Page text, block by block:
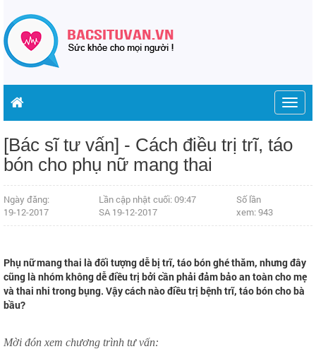
[Bác sĩ tư vấn] - Cách điều trị trĩ, táo
bón cho phụ nữ mang thai
Ngày đăng:
19-12-2017
Lần cập nhật cuối: 09:47
SA 19-12-2017
Số lần
xem: 943
Phụ nữ mang thai là đối tượng dễ bị trĩ, táo bón ghé thăm, nhưng đây
cũng là nhóm không dễ điều trị bởi cần phải đảm bảo an toàn cho mẹ
và thai nhi trong bụng. Vậy cách nào điều trị bệnh trĩ, táo bón cho bà
bầu?
Mời đón xem chương trình tư vấn: